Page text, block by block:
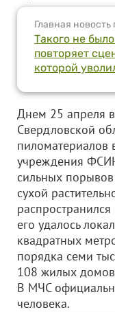
Главная новость
Такого не
повторяет
которой
Днем 25 апреля
Свердловской
пиломатериалов
учреждения
сильных
сухой
его удалось
квадратных
порядка семи
108 жилых
В МЧС
человека.